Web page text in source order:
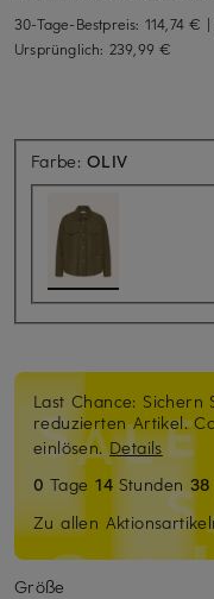
30-Tage-Bestpreis: 114,74 € |
Ursprünglich: 239,99 €
Farbe:OLIV
Last Chance: Sichern
reduzierten Artikel.
einlösen.Details
0 Tage14 Stunden 38
Zu allen
Größe